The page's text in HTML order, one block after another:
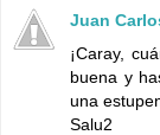
Juan
¡Caray,
buena y
una
Salu2